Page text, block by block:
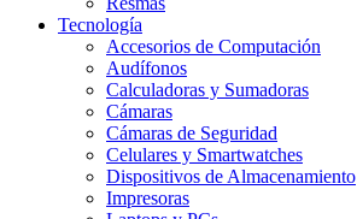
Tecnología
Accesorios de Computación
Audífonos
Calculadoras y Sumadoras
Cámaras
Cámaras de Seguridad
Celulares y Smartwatches
Dispositivos de Almacenamiento
Impresoras